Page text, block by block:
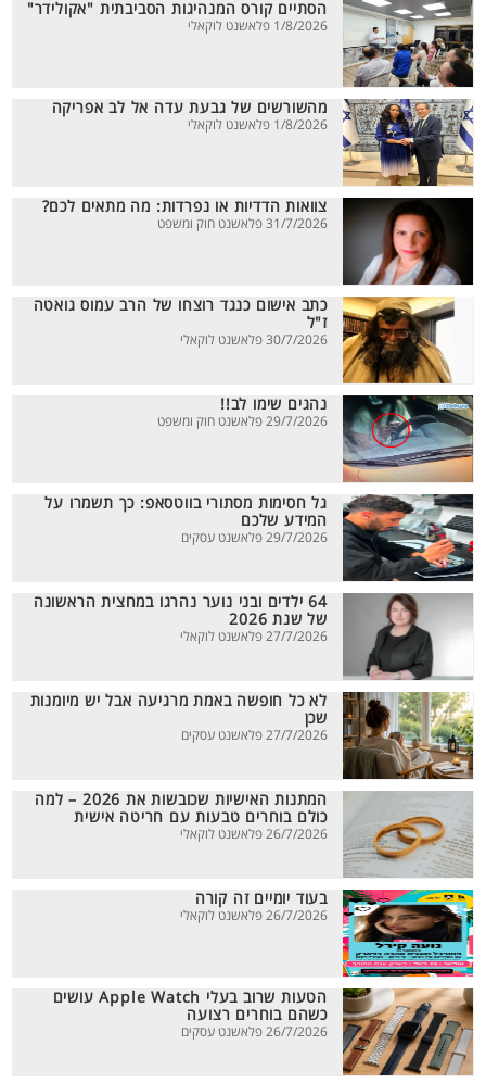
הסתיים קורס המנהיגות הסביבתית "אקולידר"
1/8/2026 פלאשנט לוקאלי
מהשורשים של גבעת עדה אל לב אפריקה
1/8/2026 פלאשנט לוקאלי
צוואות הדדיות או נפרדות: מה מתאים לכם?
31/7/2026 פלאשנט חוק ומשפט
כתב אישום כנגד רוצחו של הרב עמוס גואטה
ז"ל
30/7/2026 פלאשנט לוקאלי
נהגים שימו לב!!
29/7/2026 פלאשנט חוק ומשפט
גל חסימות מסתורי בווטסאפ: כך תשמרו על
המידע שלכם
29/7/2026 פלאשנט עסקים
64 ילדים ובני נוער נהרגו במחצית הראשונה
של שנת 2026
27/7/2026 פלאשנט לוקאלי
לא כל חופשה באמת מרגיעה אבל יש מיומנות
שכן
27/7/2026 פלאשנט עסקים
המתנות האישיות שכובשות את 2026 – למה
כולם בוחרים טבעות עם חריטה אישית
26/7/2026 פלאשנט לוקאלי
בעוד יומיים זה קורה
26/7/2026 פלאשנט לוקאלי
הטעות שרוב בעלי Apple Watch עושים
כשהם בוחרים רצועה
26/7/2026 פלאשנט עסקים